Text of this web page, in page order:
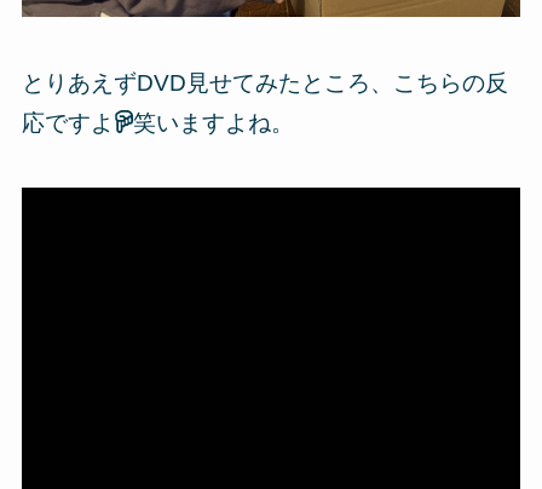
とりあえずDVD見せてみたところ、こちらの反
応ですよ
笑いますよね。